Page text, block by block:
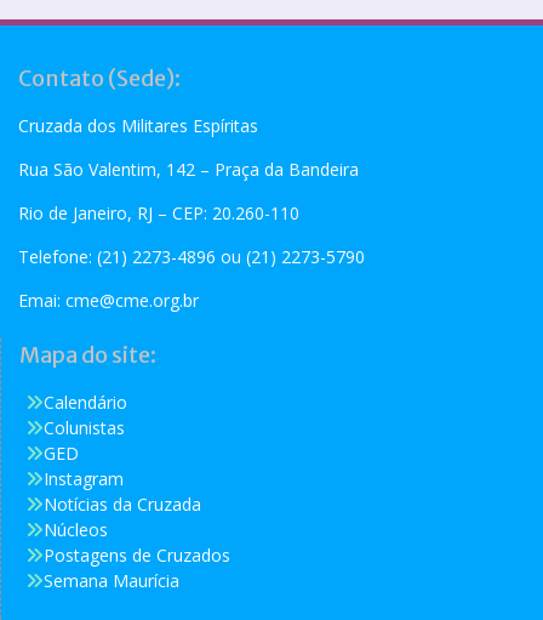
Contato (Sede):
Cruzada dos Militares Espíritas
Rua São Valentim, 142 – Praça da Bandeira
Rio de Janeiro, RJ – CEP: 20.260-110
Telefone: (21) 2273-4896 ou (21) 2273-5790
Emai: cme@cme.org.br
Mapa do site:
Calendário
Colunistas
GED
Instagram
Notícias da Cruzada
Núcleos
Postagens de Cruzados
Semana Maurícia